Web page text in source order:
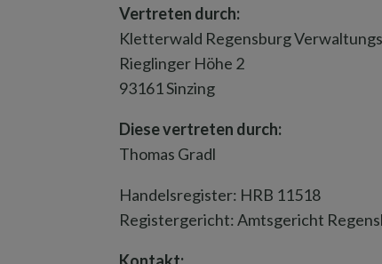
Vertreten durch:
Kletterwald Regensburg
Rieglinger Höhe 2
93161 Sinzing
Diese vertreten durch:
Thomas Gradl
Handelsregister: HRB 11518
Registergericht: Amtsgericht